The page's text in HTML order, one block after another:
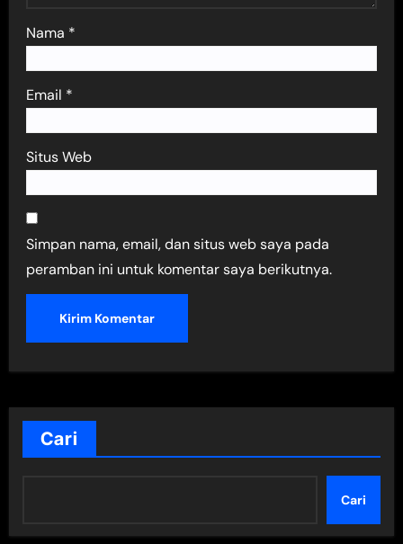
Nama *
Email *
Situs Web
Simpan nama, email, dan situs web saya pada
peramban ini untuk komentar saya berikutnya.
Cari
Cari